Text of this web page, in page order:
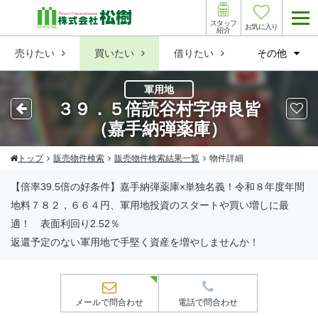
売りたい 買いたい 借りたい その他
スタッフ
紹介
お気に入り
軍用地
３９．５倍読谷村字伊良皆
（嘉手納弾薬庫）
トップ 販売物件検索 販売物件検索結果一覧 物件詳細
【倍率39.5倍の好条件】嘉手納弾薬庫×単独名義！令和８年度年間
地料７８２，６６４円、軍用地投資のスタートや買い増しに最
適！ 表面利回り2.52％
返還予定のない軍用地で手堅く資産を増やしませんか！
メールで問合わせ 電話で問合わせ